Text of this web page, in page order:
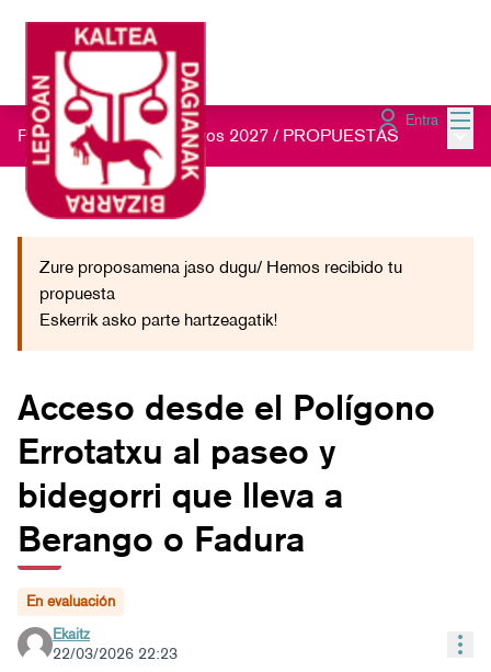
Entra
Presupuestos Participativos 2027 / PROPUESTAS
Zure proposamena jaso dugu/ Hemos recibido tu
propuesta
Eskerrik asko parte hartzeagatik!
Acceso desde el Polígono
Errotatxu al paseo y
bidegorri que lleva a
Berango o Fadura
En evaluación
Ekaitz
22/03/2026 22:23